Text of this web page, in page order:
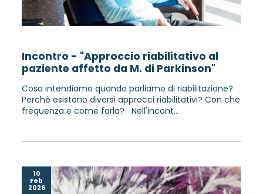
Incontro - "Approccio riabilitativo al
paziente affetto da M. di Parkinson"
Cosa intendiamo quando parliamo di riabilitazione?
Perchè esistono diversi approcci riabilitativi? Con che
frequenza e come farla? Nell'incont...
10
Feb
2026